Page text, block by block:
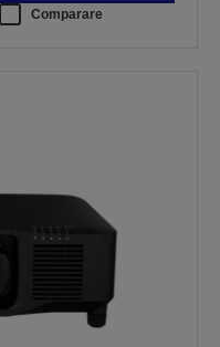
Comparare